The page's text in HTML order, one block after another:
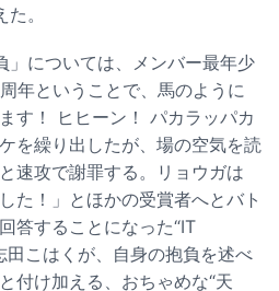
。
」については、メンバー最年少
年ということで、馬のように
す！ ヒヒーン！ パカラッパカ
を繰り出したが、場の空気を読
速攻で謝罪する。リョウガは
た！」とほかの受賞者へとバト
答することになった“IT
田こはくが、自身の抱負を述べ
付け加える、おちゃめな“天